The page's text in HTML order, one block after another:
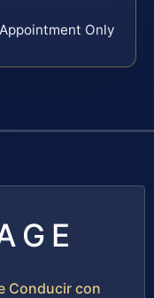
Only
Conducir con